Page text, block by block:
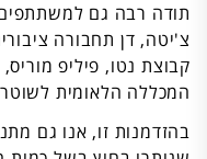
תודה רבה גם
המכללה הלאומית
בהזדמנות זו, אנו גם